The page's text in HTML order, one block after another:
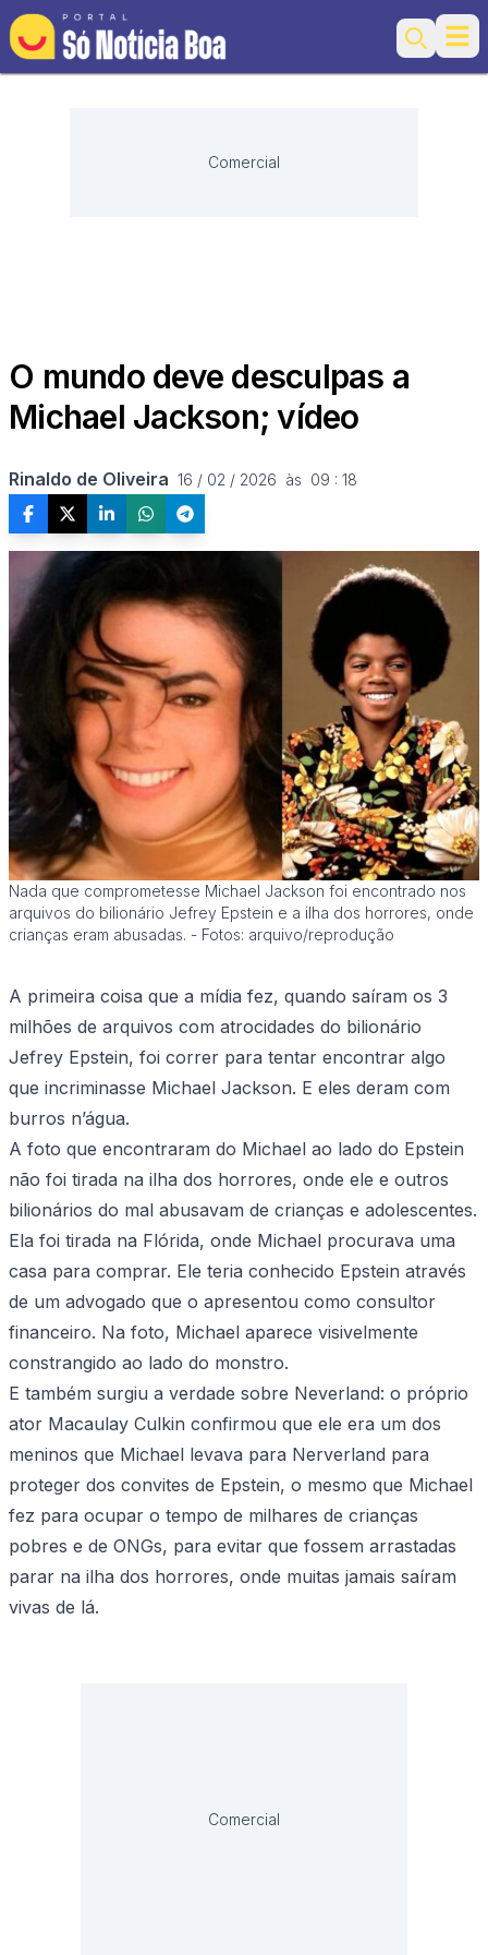
Search
Comercial
O mundo deve desculpas a
Michael Jackson; vídeo
Rinaldo de Oliveira 16 / 02 / 2026  às  09 : 18
Nada que comprometesse Michael Jackson foi encontrado nos
arquivos do bilionário Jefrey Epstein e a ilha dos horrores, onde
crianças eram abusadas. - Fotos: arquivo/reprodução
A primeira coisa que a mídia fez, quando saíram os 3
milhões de arquivos com atrocidades do bilionário
Jefrey Epstein, foi correr para tentar encontrar algo
que incriminasse Michael Jackson. E eles deram com
burros n’água.
A foto que encontraram do Michael ao lado do Epstein
não foi tirada na ilha dos horrores, onde ele e outros
bilionários do mal abusavam de crianças e adolescentes.
Ela foi tirada na Flórida, onde Michael procurava uma
casa para comprar. Ele teria conhecido Epstein através
de um advogado que o apresentou como consultor
financeiro. Na foto, Michael aparece visivelmente
constrangido ao lado do monstro.
E também surgiu a verdade sobre Neverland: o próprio
ator Macaulay Culkin confirmou que ele era um dos
meninos que Michael levava para Nerverland para
proteger dos convites de Epstein, o mesmo que Michael
fez para ocupar o tempo de milhares de crianças
pobres e de ONGs, para evitar que fossem arrastadas
parar na ilha dos horrores, onde muitas jamais saíram
vivas de lá.
Comercial